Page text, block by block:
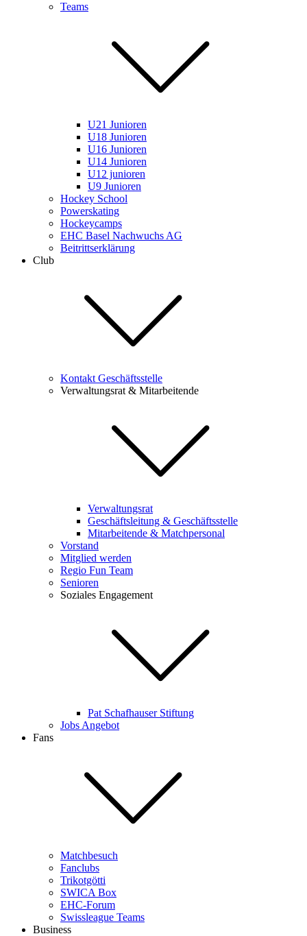
Teams
U21 Junioren
U18 Junioren
U16 Junioren
U14 Junioren
U12 junioren
U9 Junioren
Hockey School
Powerskating
Hockeycamps
EHC Basel Nachwuchs AG
Beitrittserklärung
Club
Kontakt Geschäftsstelle
Verwaltungsrat & Mitarbeitende
Verwaltungsrat
Geschäftsleitung & Geschäftsstelle
Mitarbeitende & Matchpersonal
Vorstand
Mitglied werden
Regio Fun Team
Senioren
Soziales Engagement
Pat Schafhauser Stiftung
Jobs Angebot
Fans
Matchbesuch
Fanclubs
Trikotgötti
SWICA Box
EHC-Forum
Swissleague Teams
Business